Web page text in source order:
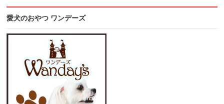
愛犬のおやつ ワンデーズ